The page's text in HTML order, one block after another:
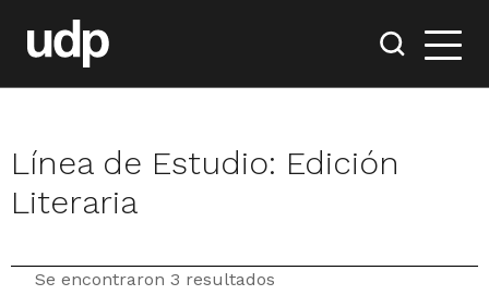
Línea de Estudio: Edición
Literaria
Se encontraron 3 resultados